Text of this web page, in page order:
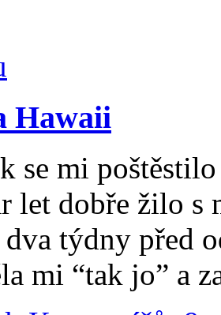
Hawaii
se mi
let dobře žilo
týdny před
mi “tak jo” a